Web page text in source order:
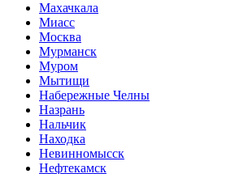
Махачкала
Миасс
Москва
Мурманск
Муром
Мытищи
Набережные Челны
Назрань
Нальчик
Находка
Невинномысск
Нефтекамск